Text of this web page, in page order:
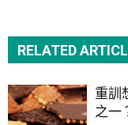
RELATED
重訓
之一